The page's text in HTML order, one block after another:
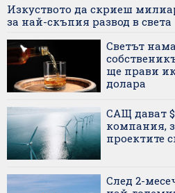
Изкуството да скриеш
за най-скъпия развод в света
Светът
ще прави
долара
САЩ дават
компания,
проектите
След 2-